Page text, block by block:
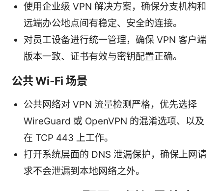
使用企业级 VPN 解决方案，确保分支机构和
远端办公地点间有稳定、安全的连接。
对员工设备进行统一管理，确保 VPN 客户端
版本一致、证书有效与密钥配置正确。
公共 Wi‑Fi 场景
公共网络对 VPN 流量检测严格，优先选择
WireGuard 或 OpenVPN 的混淆选项、以及
在 TCP 443 上工作。
打开系统层面的 DNS 泄漏保护，确保上网请
求不会泄漏到本地网络之外。